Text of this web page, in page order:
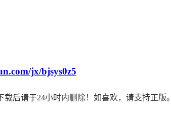
jx/bjsys0z5
后请于24小时内删除！如喜欢，请支持正版。